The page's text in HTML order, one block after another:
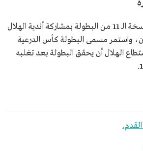
احتضنت مدينة أبها النسخة الـ 11 من البطولة بمشاركة أندية الهلال
واستمر مسمى البطولة كأس الدرعية
الهلال أن يحقق البطولة بعد تغلبه